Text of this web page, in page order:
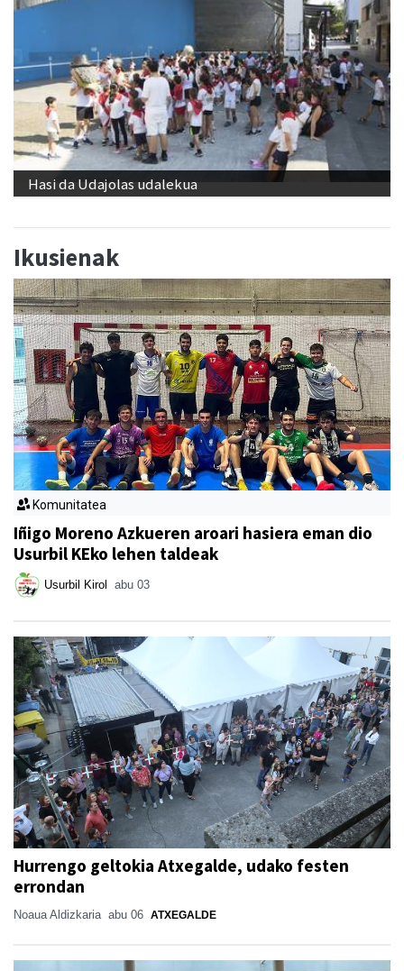
Hasi da Udajolas udalekua
Ikusienak
Komunitatea
Iñigo Moreno Azkueren aroari hasiera eman dio
Usurbil KEko lehen taldeak
Usurbil Kirol abu 03
Hurrengo geltokia Atxegalde, udako festen
errondan
Noaua Aldizkaria abu 06 ATXEGALDE